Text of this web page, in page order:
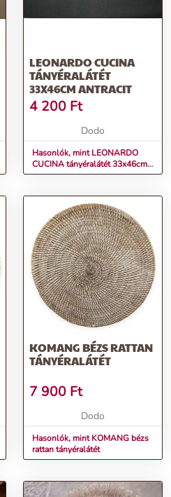
LEONARDO CUCINA
TÁNYÉRALÁTÉT
33X46CM ANTRACIT
4 200 Ft
Dodo
Hasonlók, mint LEONARDO
CUCINA tányéralátét 33x46cm
antracit
KOMANG BÉZS RATTAN
TÁNYÉRALÁTÉT
7 900 Ft
Dodo
Hasonlók, mint KOMANG bézs
rattan tányéralátét